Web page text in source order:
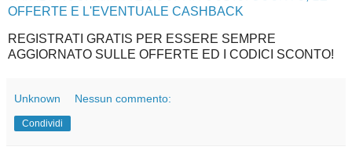
OFFERTE E L'EVENTUALE CASHBACK
REGISTRATI GRATIS PER ESSERE SEMPRE
AGGIORNATO SULLE OFFERTE ED I CODICI SCONTO!
Unknown Nessun commento:
Condividi